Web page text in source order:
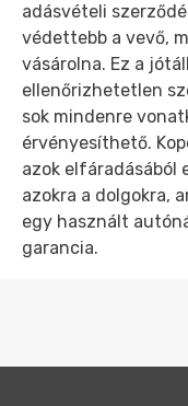
adásvételi
védettebb a vevő,
vásárolna. Ez a
ellenőrizhetetlen
sok mindenre
érvényesíthető.
azok elfáradásából
azokra a dolgokra,
egy használt
garancia.